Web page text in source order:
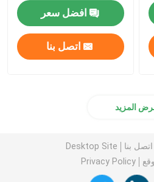
افضل سعر
اتصل بنا
المزيد
اتصل بنا
Desktop Site
Privacy Policy